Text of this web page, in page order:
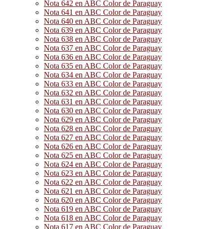
Nota 642 en ABC Color de Paraguay
Nota 641 en ABC Color de Paraguay
Nota 640 en ABC Color de Paraguay
Nota 639 en ABC Color de Paraguay
Nota 638 en ABC Color de Paraguay
Nota 637 en ABC Color de Paraguay
Nota 636 en ABC Color de Paraguay
Nota 635 en ABC Color de Paraguay
Nota 634 en ABC Color de Paraguay
Nota 633 en ABC Color de Paraguay
Nota 632 en ABC Color de Paraguay
Nota 631 en ABC Color de Paraguay
Nota 630 en ABC Color de Paraguay
Nota 629 en ABC Color de Paraguay
Nota 628 en ABC Color de Paraguay
Nota 627 en ABC Color de Paraguay
Nota 626 en ABC Color de Paraguay
Nota 625 en ABC Color de Paraguay
Nota 624 en ABC Color de Paraguay
Nota 623 en ABC Color de Paraguay
Nota 622 en ABC Color de Paraguay
Nota 621 en ABC Color de Paraguay
Nota 620 en ABC Color de Paraguay
Nota 619 en ABC Color de Paraguay
Nota 618 en ABC Color de Paraguay
Nota 617 en ABC Color de Paraguay